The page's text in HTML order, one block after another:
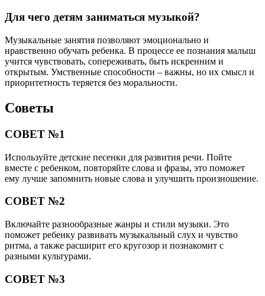
Для чего детям заниматься музыкой?
Музыкальные занятия позволяют эмоционально и
нравственно обучать ребенка. В процессе ее познания малыш
учится чувствовать, сопереживать, быть искренним и
открытым. Умственные способности – важны, но их смысл и
приоритетность теряется без моральности.
Советы
СОВЕТ №1
Используйте детские песенки для развития речи. Пойте
вместе с ребенком, повторяйте слова и фразы, это поможет
ему лучше запомнить новые слова и улучшить произношение.
СОВЕТ №2
Включайте разнообразные жанры и стили музыки. Это
поможет ребенку развивать музыкальный слух и чувство
ритма, а также расширит его кругозор и познакомит с
разными культурами.
СОВЕТ №3